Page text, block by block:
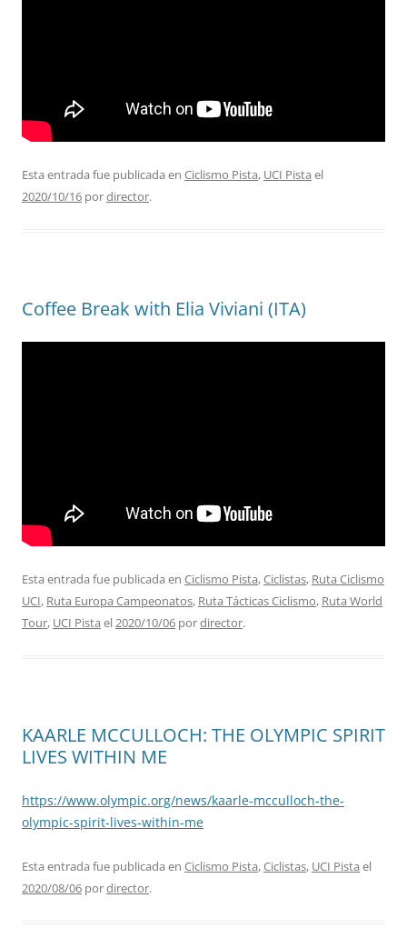
Esta entrada fue publicada en Ciclismo Pista, UCI Pista el
2020/10/16 pordirector.
Coffee Break with Elia Viviani (ITA)
Esta entrada fue publicada en Ciclismo Pista,Ciclistas, Ruta Ciclismo
UCI, Ruta Europa Campeonatos, Ruta Tácticas Ciclismo, Ruta World
Tour, UCI Pista el2020/10/06 pordirector.
KAARLE MCCULLOCH: THE OLYMPIC SPIRIT
LIVES WITHIN ME
https://www.olympic.org/news/kaarle-mcculloch-the-
olympic-spirit-lives-within-me
Esta entrada fue publicada en Ciclismo Pista,Ciclistas, UCI Pista el
2020/08/06 pordirector.